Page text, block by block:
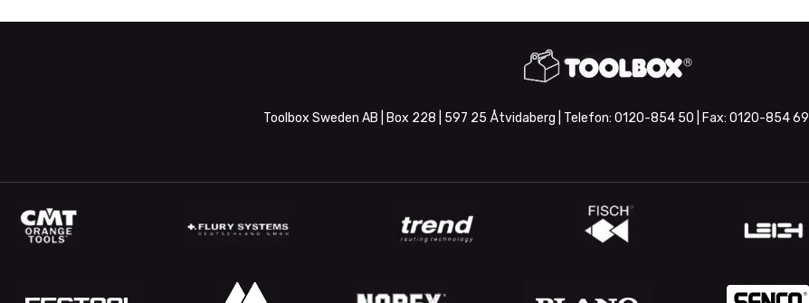
Toolbox Sweden AB | Box 228 | 597 25 Åtvidaberg | Telefon: 0120-854 50 | Fax: 0120-854 69